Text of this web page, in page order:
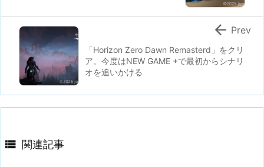
「Horizon Zero Dawn Remasterd」をクリ
ア。今度はNEW GAME +で最初からシナリ
オを追いかける
 Prev
 関連記事